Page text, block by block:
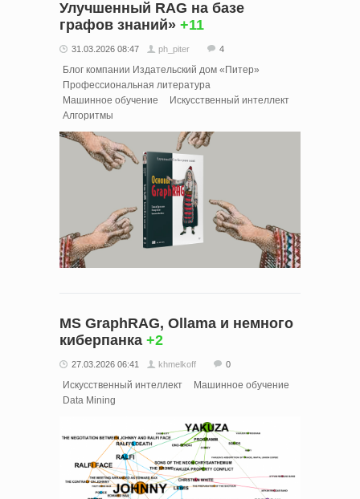
Улучшенный RAG на базе
графов знаний» +11
31.03.2026 08:47 ph_piter 4
Блог компании Издательский дом «Питер»
Профессиональная литература
Машинное обучение
Искусственный интеллект
Алгоритмы
MS GraphRAG, Ollama и немного
киберпанка +2
27.03.2026 06:41 khmelkoff 0
Искусственный интеллект
Машинное обучение
Data Mining